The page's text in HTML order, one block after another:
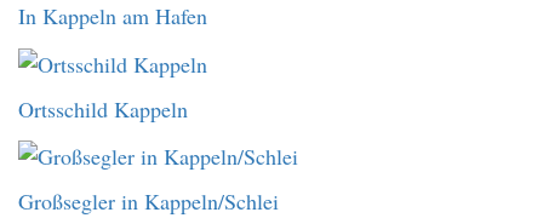
In Kappeln am Hafen
Ortsschild Kappeln
Großsegler in Kappeln/Schlei